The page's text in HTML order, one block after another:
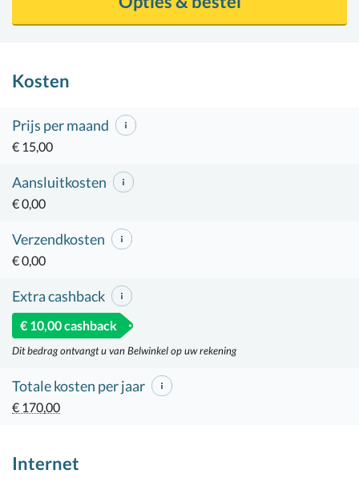
Kosten
Prijs per maand
€ 15,00
Aansluitkosten
€ 0,00
Verzendkosten
€ 0,00
Extra cashback
€ 10,00 cashback
Dit bedrag ontvangt u van Belwinkel op uw rekening
Totale kosten per jaar
€ 170,00
Internet